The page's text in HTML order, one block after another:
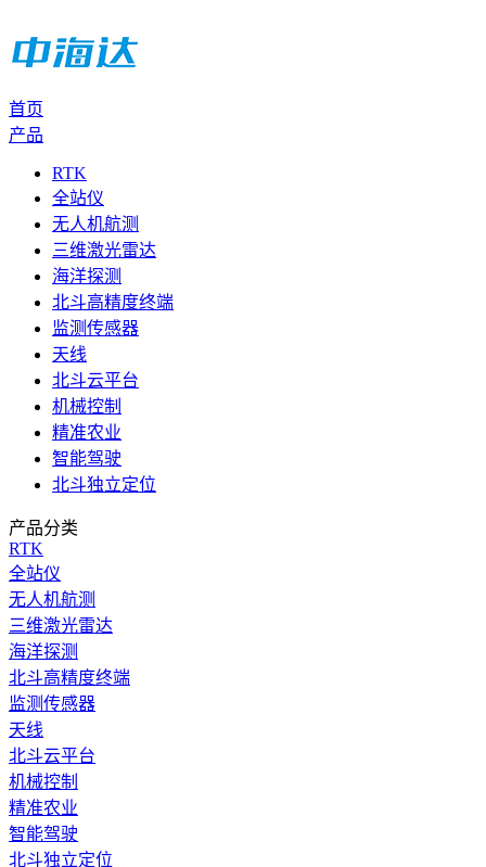
首页
产品
RTK
全站仪
无人机航测
三维激光雷达
海洋探测
北斗高精度终端
监测传感器
天线
北斗云平台
机械控制
精准农业
智能驾驶
北斗独立定位
产品分类
RTK
全站仪
无人机航测
三维激光雷达
海洋探测
北斗高精度终端
监测传感器
天线
北斗云平台
机械控制
精准农业
智能驾驶
北斗独立定位